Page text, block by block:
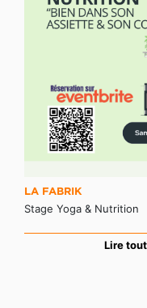
LA FABRIK
Stage Yoga & Nutrition
Lire